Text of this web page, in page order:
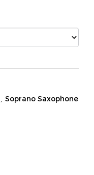
, Soprano Saxophone